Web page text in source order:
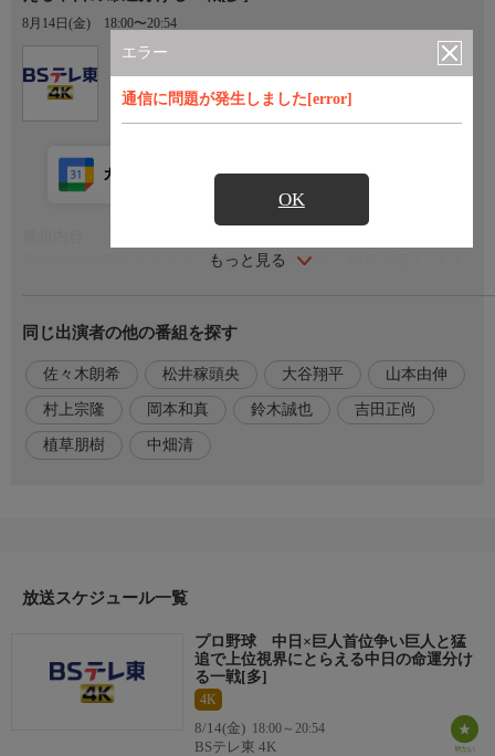
エラー
通信に問題が発生しました[error]
OK
8月14日(金) 18:00〜20:54
Ch.171
BSテレ東 4K
もっと見る
カレンダー登録 アプリ視聴
番組内で出題するクイズに正解した方の中から抽選で巨人×ナイ
ーマにした真夏に生まれたドラマをイニング間に特集！このドキ
ュメンタリーのなかにクイズの答えが隠されています！
さらに、ドジャース大谷翔平、山本由伸、佐々木朗希、村上宗
隆、岡本和真、鈴木誠也、吉田正尚などMLB選手の最新情報をお
届け
実況 植草朋樹（テレビ東京アナウンサー）
◆延長時、そのまま中継をご覧になる場合は『BS172ch』を選局
してください。
（※最大延長24時00分まで）
同じ出演者の他の番組を探す
佐々木朗希 松井稼頭央 大谷翔平 山本由伸
村上宗隆 岡本和真 鈴木誠也 吉田正尚
植草朋樹 中畑清
放送スケジュール一覧
プロ野球 中日×巨人首位争い巨人と猛
追で上位視界にとらえる中日の命運分け
る一戦[多]
4K
8/14(金) 18:00～20:54
BSテレ東 4K